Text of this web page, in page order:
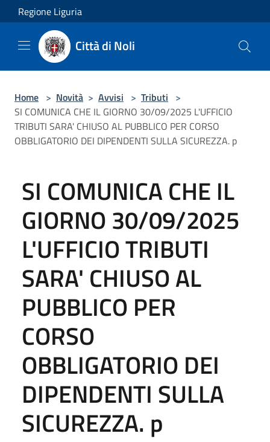
Salta al contenuto principale
Regione Liguria
Città di Noli
Home > Novità > Avvisi > Tributi >
SI COMUNICA CHE IL GIORNO 30/09/2025 L'UFFICIO
TRIBUTI SARA' CHIUSO AL PUBBLICO PER CORSO
OBBLIGATORIO DEI DIPENDENTI SULLA SICUREZZA. p
SI COMUNICA CHE IL
GIORNO 30/09/2025
L'UFFICIO TRIBUTI
SARA' CHIUSO AL
PUBBLICO PER
CORSO
OBBLIGATORIO DEI
DIPENDENTI SULLA
SICUREZZA. p